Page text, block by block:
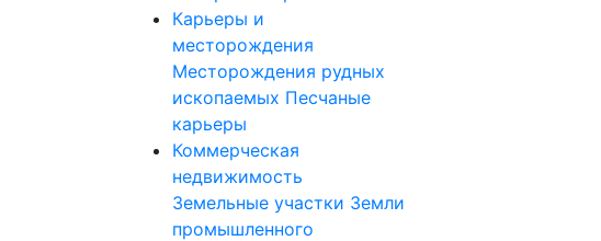
Карьеры и
месторождения
Месторождения рудных
ископаемых Песчаные
карьеры
Коммерческая
недвижимость
Земельные участки Земли
промышленного